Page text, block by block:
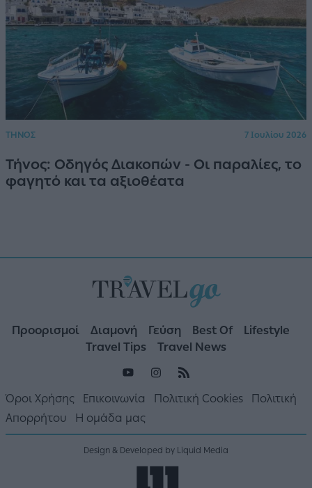
ΤΗΝΟΣ 7 Ιουλίου 2026
Τήνος: Οδηγός Διακοπών - Οι παραλίες, το
φαγητό και τα αξιοθέατα
Προορισμοί Διαμονή Γεύση Best Of
Lifestyle
Travel Tips
Travel News
Όροι Χρήσης Επικοινωνία Πολιτική Cookies
Πολιτική
Απορρήτου
Η ομάδα μας
Design & Developed by Liquid Media